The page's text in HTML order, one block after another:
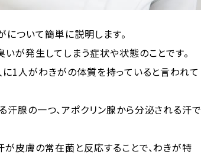
ついて簡単に説明します。
が発生してしまう症状や状態のことです。
1人がわきがの体質を持っていると言われて
腺の一つ、アポクリン腺から分泌される汗で
皮膚の常在菌と反応することで、わきが特